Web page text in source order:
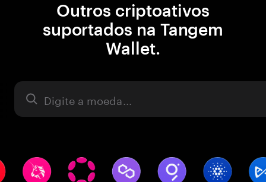
Outros criptoativos
suportados na Tangem
Wallet.
Ativo